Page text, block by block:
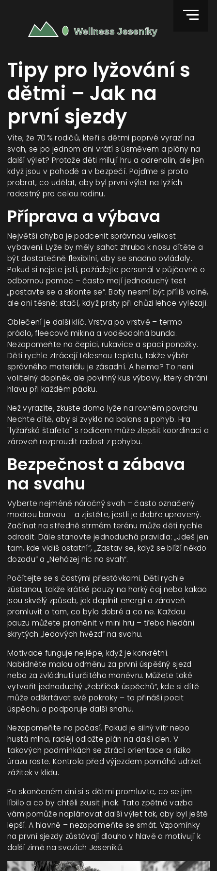
Tipy pro lyžování s
dětmi – Jak na
první sjezdy
Víte, že 70 % rodičů, kteří s dětmi poprvé vyrazí na
svah, se po jednom dni vrátí s úsměvem a plány na
další výlet? Protože děti milují hru a adrenalin, ale jen
když jsou v pohodě a v bezpečí. Pojďme si proto
probrat, co udělat, aby byl první výlet na lyžích
radostný pro celou rodinu.
Příprava a výbava
Největší chyba je podcenit správnou velikost
vybavení. Lyže by měly sahat zhruba k nosu dítěte a
být dostatečně flexibilní, aby se snadno ovládaly.
Pokud si nejste jistí, požádejte personál v půjčovně o
odbornou pomoc – často mají jednoduchý test
„postavte se a sklonte se“. Boty nesmí být příliš volné,
ale ani těsné; stačí, když prsty při chůzi lehce vylézají.
Oblečení je další klíč. Vrstva po vrstvě – termo
prádlo, fleecová mikina a voděodolná bunda.
Nezapomeňte na čepici, rukavice a spací ponožky.
Děti rychle ztrácejí tělesnou teplotu, takže výběr
správného materiálu je zásadní. A helma? To není
volitelný doplněk, ale povinný kus výbavy, který chrání
hlavu při každém pádku.
Než vyrazíte, zkuste doma lyže na rovném povrchu.
Nechte dítě, aby si zvyklo na balans a pohyb. Hra
"lyžařská štafeta" s rodičem může zlepšit koordinaci a
zároveň rozproudit radost z pohybu.
Bezpečnost a zábava
na svahu
Vyberte nejméně náročný svah – často označený
modrou barvou – a zjistěte, jestli je dobře upravený.
Začínat na středně strmém terénu může děti rychle
odradit. Dále stanovte jednoduchá pravidla: „Jdeš jen
tam, kde vidíš ostatní“, „Zastav se, když se blíží někdo
dozadu“ a „Neházej nic na svah“.
Počítejte se s častými přestávkami. Děti rychle
zústanou, takže krátké pauzy na horký čaj nebo kakao
jsou skvělý způsob, jak doplnit energii a zároveň
promluvit o tom, co bylo dobré a co ne. Každou
pauzu můžete proměnit v mini hru – třeba hledání
skrytých „ledových hvězd“ na svahu.
Motivace funguje nejlépe, když je konkrétní.
Nabídněte malou odměnu za první úspěšný sjezd
nebo za zvládnutí určitého manévru. Můžete také
vytvořit jednoduchý „žebříček úspěchů“, kde si dítě
může odškrtávat své pokroky – to přináší pocit
úspěchu a podporuje další snahu.
Nezapomeňte na počasí. Pokud je silný vítr nebo
hustá mlha, raději odložte plán na další den. V
takových podmínkách se ztrácí orientace a riziko
úrazu roste. Kontrola před výjezdem pomáhá udržet
zážitek v klidu.
Po skončeném dni si s dětmi promluvte, co se jim
líbilo a co by chtěli zkusit jinak. Tato zpětná vazba
vám pomůže naplánovat další výlet tak, aby byl ještě
lepší. A hlavně – nezapomeňte se smát. Vzpomínky
na první sjezdy zůstávají dlouho v hlavě a motivují k
další zimě na svazích Jeseníků.